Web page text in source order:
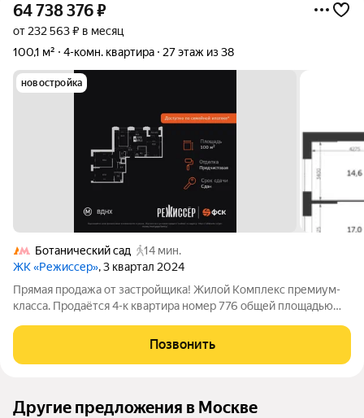
64 738 376₽
от 232 563 ₽ в месяц
100,1 м²
4-комн. квартира 27 этаж из 38
новостройка
Ботанический сад
14 мин.
ЖК «Режиссер», 3 квартал 2024
Прямая продажа от застройщика! Жилой Комплекс премиум-
класса. Продаётся 4-к квартира номер 776 общей площадью
отделка. - Мастер-зона с санузлом и гардеробной. Всё для
вашего комфорта и
Позвонить
Другие предложения в Москве